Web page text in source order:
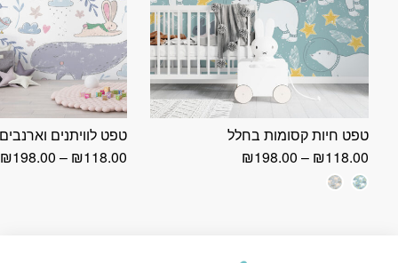
טפט חיות קסומות בחלל
₪118.00
–
₪198.00
טפט לוויתנים
₪118.00
–
₪198.00